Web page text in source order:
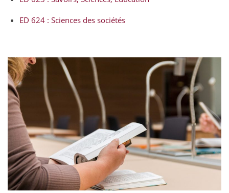
ED 624 : Sciences des sociétés